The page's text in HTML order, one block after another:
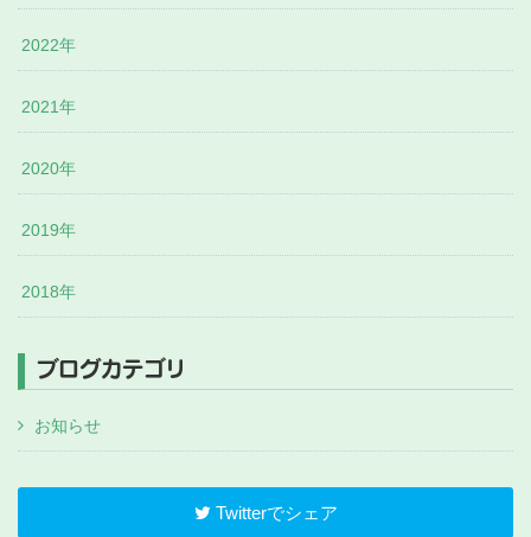
2022年
2021年
2020年
2019年
2018年
ブログカテゴリ
お知らせ
Twitterでシェア